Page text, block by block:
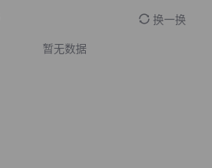
换一换
暂无数据